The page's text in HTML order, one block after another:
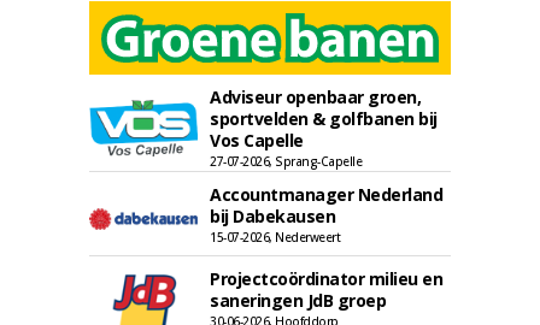
Adviseur openbaar groen,
sportvelden & golfbanen bij
Vos Capelle
27-07-2026, Sprang-Capelle
Accountmanager Nederland
bij Dabekausen
15-07-2026, Nederweert
Projectcoördinator milieu en
saneringen JdB groep
30-06-2026, Hoofddorp